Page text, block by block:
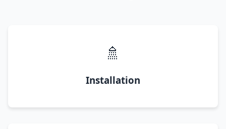
🚿
Installation